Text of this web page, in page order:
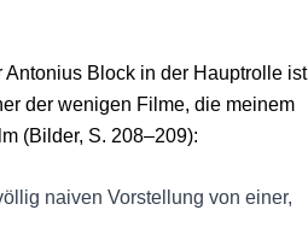
Block in der Hauptrolle ist
der wenigen Filme, die meinem
(Bilder, S. 208–209):
naiven Vorstellung von einer,